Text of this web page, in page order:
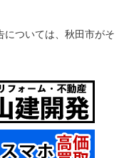
については、秋田市がそ